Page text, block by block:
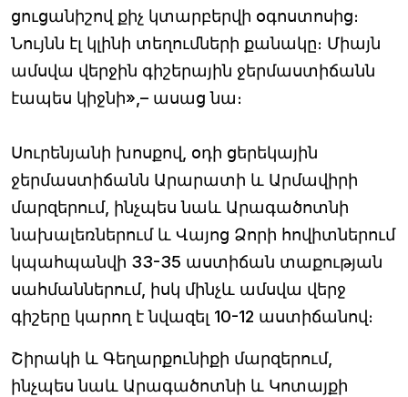
ցուցանիշով քիչ կտարբերվի օգոստոսից։
Նույնն էլ կլինի տեղումների քանակը։ Միայն
ամսվա վերջին գիշերային ջերմաստիճանն
էապես կիջնի»,– ասաց նա։
Սուրենյանի խոսքով, օդի ցերեկային
ջերմաստիճանն Արարատի և Արմավիրի
մարզերում, ինչպես նաև Արագածոտնի
նախալեռներում և Վայոց Ձորի հովիտներում
կպահպանվի 33-35 աստիճան տաքության
սահմաններում, իսկ մինչև ամսվա վերջ
գիշերը կարող է նվազել 10-12 աստիճանով։
Շիրակի և Գեղարքունիքի մարզերում,
ինչպես նաև Արագածոտնի և Կոտայքի